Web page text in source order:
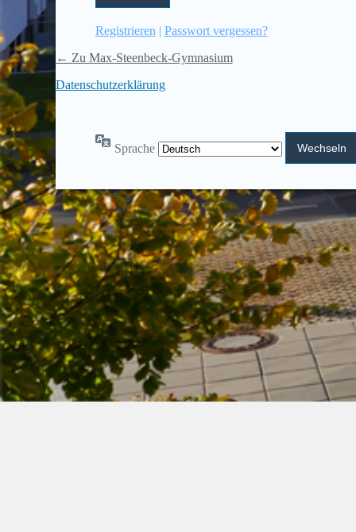
Registrieren | Passwort vergessen?
← Zu Max-Steenbeck-Gymnasium
Datenschutzerklärung
Sprache